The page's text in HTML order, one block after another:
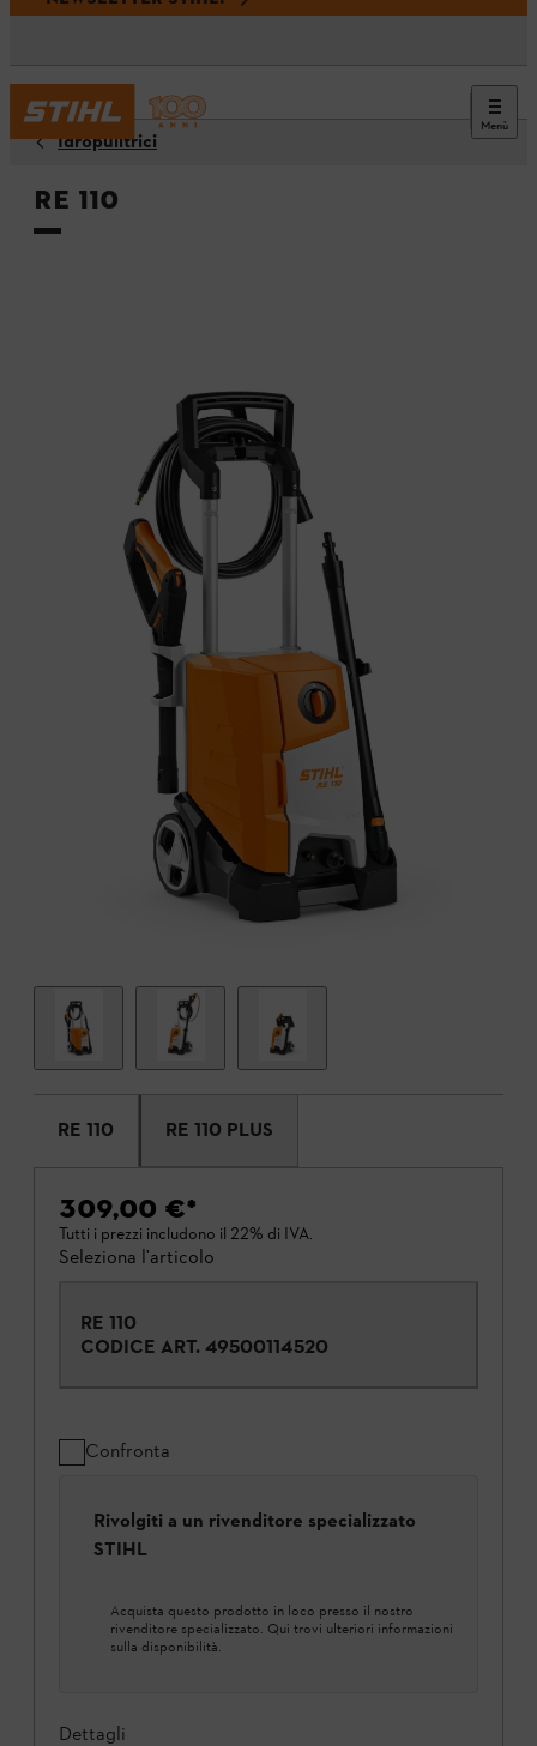
Menù
Idropulitrici
RE 110
RE 110 RE 110 PLUS
309,00 €*
Tutti i prezzi includono il 22% di IVA.
Seleziona l'articolo
RE 110
CODICE ART. 49500114520
Confronta
Rivolgiti a un rivenditore specializzato
STIHL
Acquista questo prodotto in loco presso il nostro
rivenditore specializzato. Qui trovi ulteriori informazioni
sulla disponibilità.
Dettagli